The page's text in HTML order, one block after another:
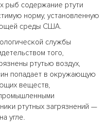
рыб содержание ртути
норму, установленную
среды США.
службы
того,
ртутью воздух,
попадает в окружающую
веществ,
ртутных загрязнений —
угле.